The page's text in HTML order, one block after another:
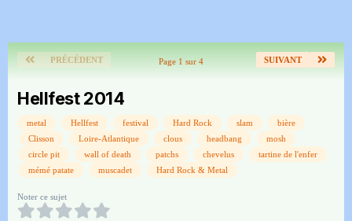
PRÉCÉDENT SUIVANT
Page 1 sur 4
Hellfest 2014
metal Hellfest festival Hard Rock slam
bière
Clisson
Loire-Atlantique clous headbang
mosh
circle pit
wall of death patchs chevelus
tartine de l'enfer
mémé patate
muscadet Hard Rock & Metal
Noter ce sujet